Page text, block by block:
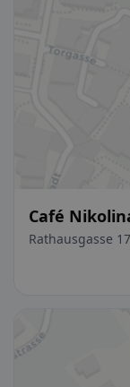
Café
Rathausgasse